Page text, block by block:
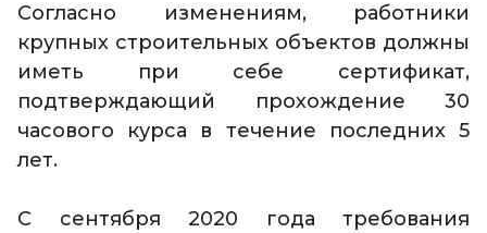
Согласно изменениям, работники
крупных строительных объектов должны
иметь при себе сертификат,
подтверждающий прохождение 30
часового курса в течение последних 5
лет.
С сентября 2020 года требования